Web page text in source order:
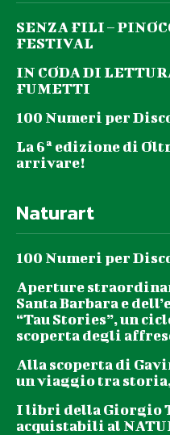
SENZA FILI –
FESTIVAL
IN CODA DI
FUMETTI
100 Numeri per
La 6ª edizione di
arrivare!
Naturart
100 Numeri per
Aperture
Santa Barbara e
“Tau Stories”, un
scoperta degli
Alla scoperta di
un viaggio tra
I libri della Giorgio
acquistabili al